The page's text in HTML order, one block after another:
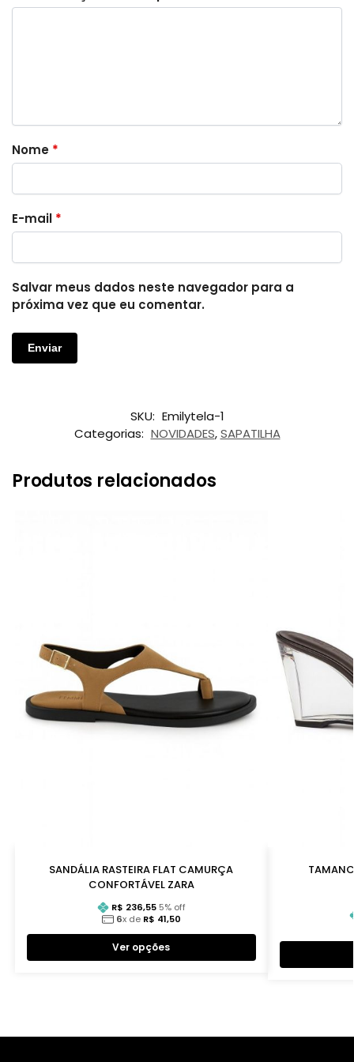
Nome *
E-mail *
Salvar meus dados neste navegador para a
próxima vez que eu comentar.
SKU: Emilytela-1
Categorias: NOVIDADES,SAPATILHA
Produtos relacionados
SANDÁLIA RASTEIRA FLAT CAMURÇA
CONFORTÁVEL ZARA
R$ 236,55 5% off
6x de R$ 41,50
Ver opções